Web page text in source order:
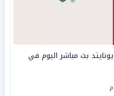
بث مباشر اليوم في